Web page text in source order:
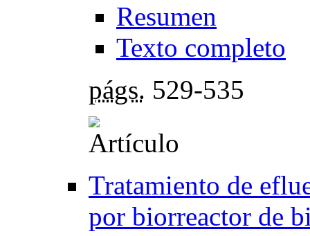
Resumen
Texto completo
págs. 529-535
Tratamiento de
por biorreactor de